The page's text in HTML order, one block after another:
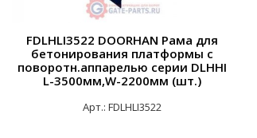
FDLHLI3522 DOORHAN Рама для
бетонирования платформы с
поворотн.аппарелью серии DLHHI
L-3500мм,W-2200мм (шт.)
Арт.: FDLHLI3522